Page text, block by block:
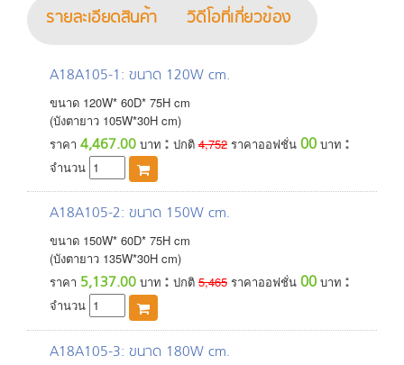
รายละเอียดสินค้า วิดีโอที่เกี่ยวข้อง
A18A105-1: ขนาด 120W cm.
ขนาด 120W* 60D* 75H cm
(บังตายาว 105W*30H cm)
ราคา 4,467.00 บาท : ปกติ 4,752 ราคาออฟชั่น 00 บาท :
จำนวน
A18A105-2: ขนาด 150W cm.
ขนาด 150W* 60D* 75H cm
(บังตายาว 135W*30H cm)
ราคา 5,137.00 บาท : ปกติ 5,465 ราคาออฟชั่น 00 บาท :
จำนวน
A18A105-3: ขนาด 180W cm.